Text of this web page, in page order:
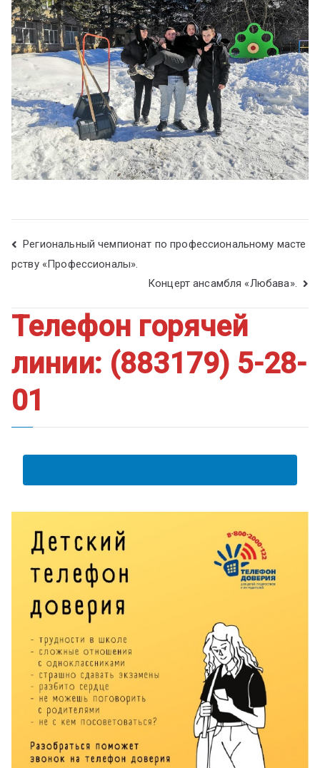
Региональный чемпионат по профессиональному масте
рству «Профессионалы».
Концерт ансамбля «Любава».
Телефон горячей
линии: (883179) 5-28-
01